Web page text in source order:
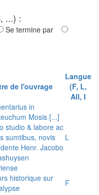
...) :
Se termine par
de l'ouvrage
Langue
(F, L,
All, I
in
Mosis [...]
studio & labore ac
sumtibus, novis
Henr. Jacobo
L
historique sur
F